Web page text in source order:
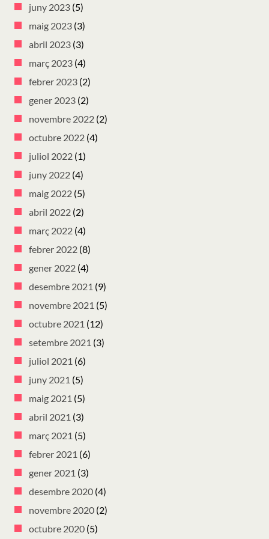
juny 2023 (5)
maig 2023 (3)
abril 2023 (3)
març 2023 (4)
febrer 2023 (2)
gener 2023 (2)
novembre 2022 (2)
octubre 2022 (4)
juliol 2022 (1)
juny 2022 (4)
maig 2022 (5)
abril 2022 (2)
març 2022 (4)
febrer 2022 (8)
gener 2022 (4)
desembre 2021 (9)
novembre 2021 (5)
octubre 2021 (12)
setembre 2021 (3)
juliol 2021 (6)
juny 2021 (5)
maig 2021 (5)
abril 2021 (3)
març 2021 (5)
febrer 2021 (6)
gener 2021 (3)
desembre 2020 (4)
novembre 2020 (2)
octubre 2020 (5)